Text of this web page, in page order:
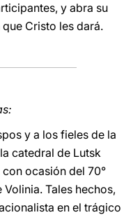
y abra su
Cristo les dará.
y a los fieles de la
catedral de Lutsk
ocasión del 70°
Tales hechos,
en el trágico